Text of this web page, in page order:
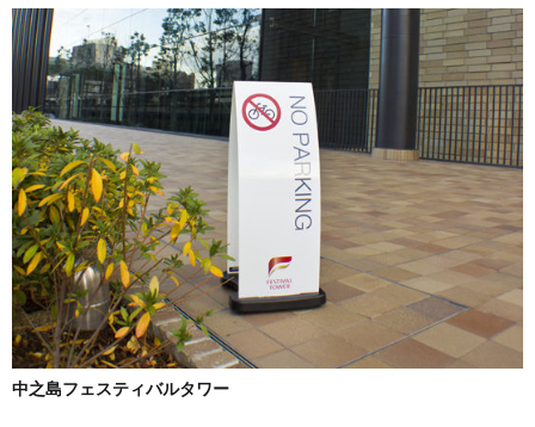
中之島フェスティバルタワー